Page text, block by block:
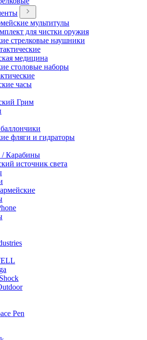
мультитулы
для чистки оружия
стрелковые наушники
медицина
столовые наборы
часы
Грим
фляги и гидраторы
/ Карабины
источник света
Pen